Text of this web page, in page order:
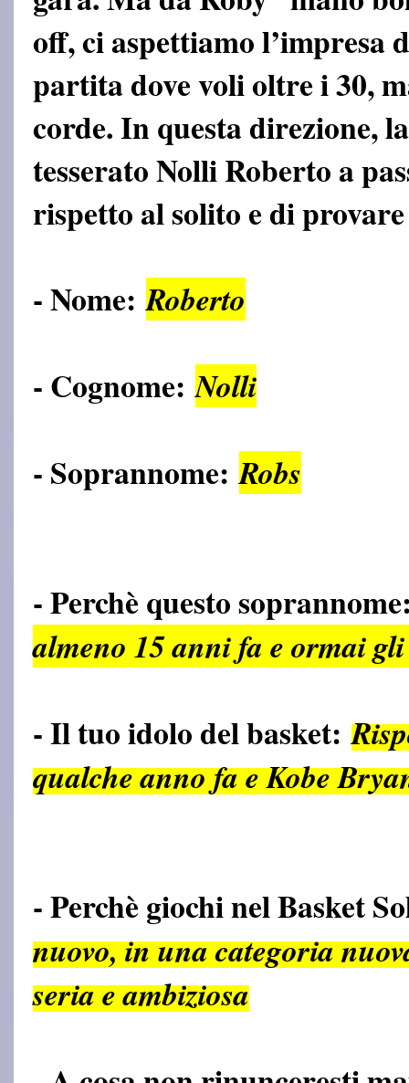
off, ci aspettiamo l’impresa
partita dove voli oltre i 30,
corde. In questa direzione,
tesserato Nolli Roberto a
rispetto al solito e di
- Nome:Roberto
- Cognome:Nolli
- Soprannome:Robs
- Perchè questo
almeno 15 anni fa e ormai
- Il tuo idolo del basket:
qualche anno fa e Kobe
- Perchè giochi nel Basket
nuovo, in una categoria
seria e ambiziosa